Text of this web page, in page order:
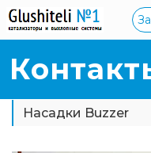
Насадки Buzzer